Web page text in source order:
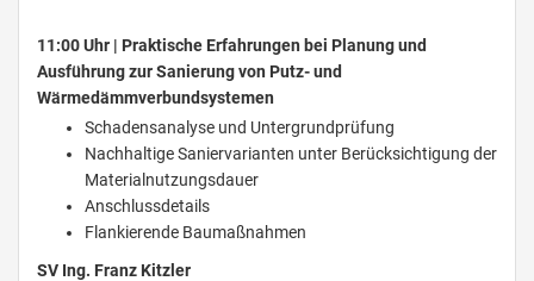
11:00 Uhr | Praktische Erfahrungen bei Planung und
Ausführung zur Sanierung von Putz- und
Wärmedämmverbundsystemen
Schadensanalyse und Untergrundprüfung
Nachhaltige Saniervarianten unter Berücksichtigung der
Materialnutzungsdauer
Anschlussdetails
Flankierende Baumaßnahmen
SV Ing. Franz Kitzler